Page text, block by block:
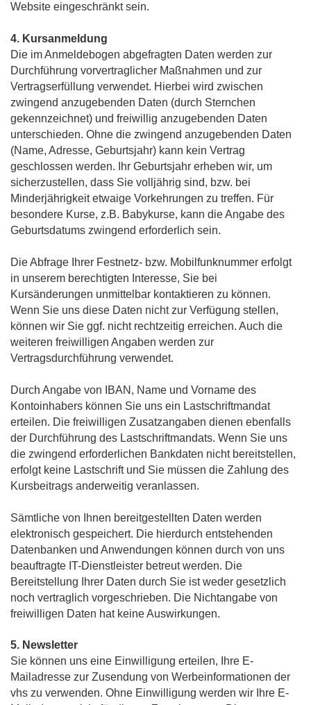
Website eingeschränkt sein.
4. Kursanmeldung
Die im Anmeldebogen abgefragten Daten werden zur
Durchführung vorvertraglicher Maßnahmen und zur
Vertragserfüllung verwendet. Hierbei wird zwischen
zwingend anzugebenden Daten (durch Sternchen
gekennzeichnet) und freiwillig anzugebenden Daten
unterschieden. Ohne die zwingend anzugebenden Daten
(Name, Adresse, Geburtsjahr) kann kein Vertrag
geschlossen werden. Ihr Geburtsjahr erheben wir, um
sicherzustellen, dass Sie volljährig sind, bzw. bei
Minderjährigkeit etwaige Vorkehrungen zu treffen. Für
besondere Kurse, z.B. Babykurse, kann die Angabe des
Geburtsdatums zwingend erforderlich sein.
Die Abfrage Ihrer Festnetz- bzw. Mobilfunknummer erfolgt
in unserem berechtigten Interesse, Sie bei
Kursänderungen unmittelbar kontaktieren zu können.
Wenn Sie uns diese Daten nicht zur Verfügung stellen,
können wir Sie ggf. nicht rechtzeitig erreichen. Auch die
weiteren freiwilligen Angaben werden zur
Vertragsdurchführung verwendet.
Durch Angabe von IBAN, Name und Vorname des
Kontoinhabers können Sie uns ein Lastschriftmandat
erteilen. Die freiwilligen Zusatzangaben dienen ebenfalls
der Durchführung des Lastschriftmandats. Wenn Sie uns
die zwingend erforderlichen Bankdaten nicht bereitstellen,
erfolgt keine Lastschrift und Sie müssen die Zahlung des
Kursbeitrags anderweitig veranlassen.
Sämtliche von Ihnen bereitgestellten Daten werden
elektronisch gespeichert. Die hierdurch entstehenden
Datenbanken und Anwendungen können durch von uns
beauftragte IT-Dienstleister betreut werden. Die
Bereitstellung Ihrer Daten durch Sie ist weder gesetzlich
noch vertraglich vorgeschrieben. Die Nichtangabe von
freiwilligen Daten hat keine Auswirkungen.
5. Newsletter
Sie können uns eine Einwilligung erteilen, Ihre E-
Mailadresse zur Zusendung von Werbeinformationen der
vhs zu verwenden. Ohne Einwilligung werden wir Ihre E-